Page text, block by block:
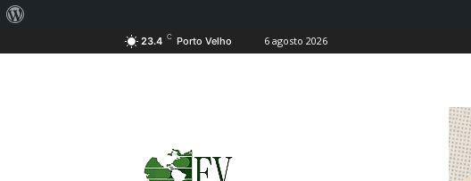
23.4 C Porto Velho 6 agosto 2026